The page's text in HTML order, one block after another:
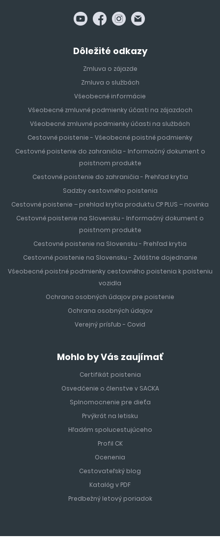
Dôležité odkazy
Zmluva o zájazde
Zmluva o službách
Všeobecné informácie
Všeobecné zmluvné podmienky účasti na zájazdoch
Všeobecné zmluvné podmienky účasti na službách
Cestovné poistenie - Všeobecné poistné podmienky
Cestovné poistenie do zahraničia - Informačný dokument o
poistnom produkte
Cestovné poistenie do zahraničia - Prehľad krytia
Sadzby cestovného poistenia
Cestovné poistenie – prehlad krytia produktu CP PLUS – novinka
Cestovné poistenie na Slovensku - Informačný dokument o
poistnom produkte
Cestovné poistenie na Slovensku - Prehľad krytia
Cestovné poistenie na Slovensku - Zvláštne dojednanie
Všeobecné poistné podmienky cestovného poistenia k poisteniu
vozidla
Ochrana osobných údajov pre poistenie
Ochrana osobných údajov
Verejný prísľub - Covid
Mohlo by Vás zaujímať
Certifikát poistenia
Osvedčenie o členstve v SACKA
Splnomocnenie pre dieťa
Prvýkrát na letisku
Hľadám spolucestujúceho
Profil CK
Ocenenia
Cestovateľský blog
Katalóg v PDF
Predbežný letový poriadok